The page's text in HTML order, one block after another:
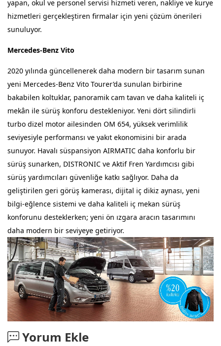
yapan, okul ve personel servisi hizmeti veren, nakliye ve kurye
hizmetleri gerçekleştiren firmalar için yeni çözüm önerileri
sunuluyor.
Mercedes-Benz Vito
2020 yılında güncellenerek daha modern bir tasarım sunan
yeni Mercedes-Benz Vito Tourer’da sunulan birbirine
bakabilen koltuklar, panoramik cam tavan ve daha kaliteli iç
mekân ile sürüş konforu destekleniyor. Yeni dört silindirli
turbo dizel motor ailesinden OM 654, yüksek verimlilik
seviyesiyle performansı ve yakıt ekonomisini bir arada
sunuyor. Havalı süspansiyon AIRMATIC daha konforlu bir
sürüş sunarken, DISTRONIC ve Aktif Fren Yardımcısı gibi
sürüş yardımcıları güvenliğe katkı sağlıyor. Daha da
geliştirilen geri görüş kamerası, dijital iç dikiz aynası, yeni
bilgi-eğlence sistemi ve daha kaliteli iç mekan sürüş
konforunu desteklerken; yeni ön ızgara aracın tasarımını
daha modern bir seviyeye getiriyor.
Yorum Ekle